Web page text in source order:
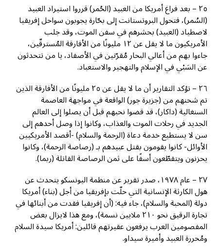
٢٥ – بعد فراغ أمريكا من العبيد (الحُمر) قرروا استيراد العبيد
(السُمر)، فتحول البروتستانت إلى بحّارة يجوبون سواحل إفريقيا
لاصطياد (العبيد) بحشرهم في سفن الموت، وقد جلب
الأمريكيون ما لا يقل عن ١٢ مليونًا من الأفارقة المُسترقّين،
جاءوا بهم من أعالي البحار مُقرّنين في الأصفاد، يا من تتحدثون
عن السَبْي في الإسلام والتهجير والاستعباد.
٢٦ – تؤكد التقارير أن ما لا يقل عن ٢٥ مليونًا من الأفارقة الذين
تم شحنهم من (جزيرة جور) الواقعة في مواجهة العاصمة
السنغالية (داكار)، قد قضوا نحبهم قبل أن يصلوا إلى العالم
الجديد في رحلات الموت والعذاب، وكانوا إذا وصل أحدهم إلى
سن لا يستطيع خدمة دعاة (الرحمة والسلام) -أقصد الأمريكيين
الأوائل- كانوا يقومون بقتل عبيدهم بـ (رصاصة الرحمة)، وكانوا
يحزنون ويتقطّعون أسفًا على ثمن الرصاصة القاتلة (ربما).
٢٧ – عام ١٩٧٨، صدر تقرير عن منظمة اليونسكو يتحدث عن
هول الكارثة الإنسانية التي حلّت بإفريقيا من أجل (بناء) أمريكا
دولة (المحبة والسلام)، جاء فيه: (أن إفريقيا فقدت من أبنائها في
تجارة الرقيق نحو ٢١٠ ملايين نسمة)، ومع هذا لايزال بعض
المفصومين العرب يرفعون عقيرتهم قائلين: أمريكا سيدة السلام
ومُحررة العبيد وأميرة سيداو.